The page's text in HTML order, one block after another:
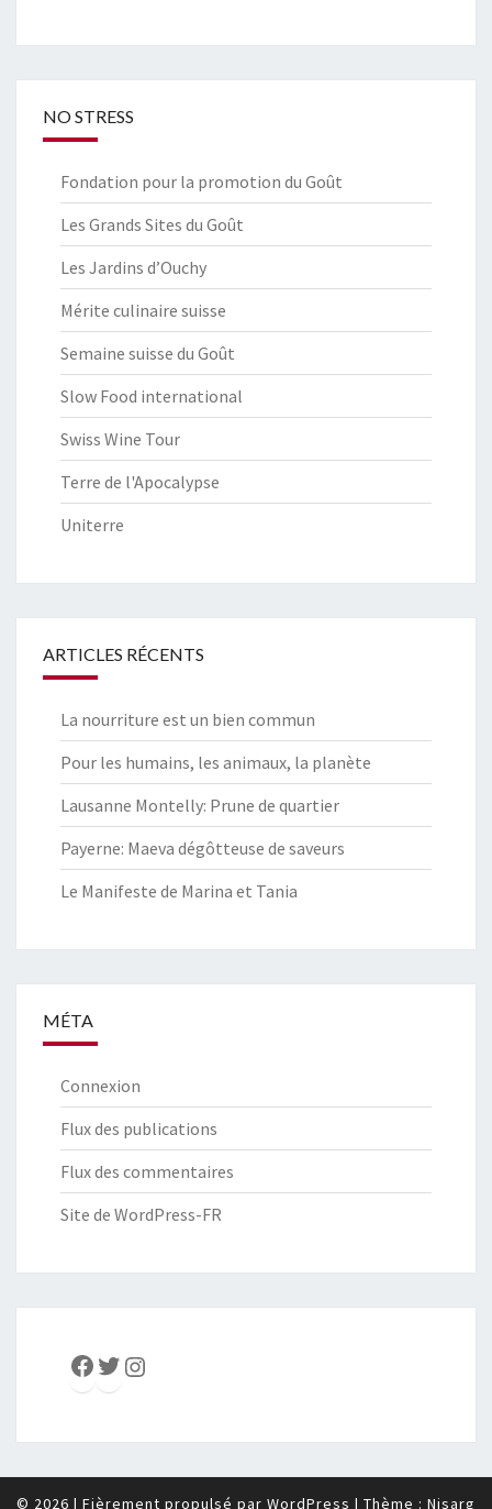
NO STRESS
Fondation pour la promotion du Goût
Les Grands Sites du Goût
Les Jardins d’Ouchy
Mérite culinaire suisse
Semaine suisse du Goût
Slow Food international
Swiss Wine Tour
Terre de l'Apocalypse
Uniterre
ARTICLES RÉCENTS
La nourriture est un bien commun
Pour les humains, les animaux, la planète
Lausanne Montelly: Prune de quartier
Payerne: Maeva dégôtteuse de saveurs
Le Manifeste de Marina et Tania
MÉTA
Connexion
Flux des publications
Flux des commentaires
Site de WordPress-FR
Facebook
Twitter
Instagram
© 2026 | Fièrement propulsé par WordPress | Thème : Nisarg